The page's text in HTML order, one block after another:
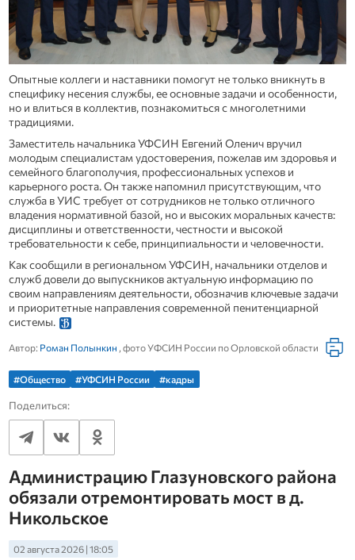
Опытные коллеги и наставники помогут не только вникнуть в
специфику несения службы, ее основные задачи и особенности,
но и влиться в коллектив, познакомиться с многолетними
традициями.
Заместитель начальника УФСИН Евгений Оленич вручил
молодым специалистам удостоверения, пожелав им здоровья и
семейного благополучия, профессиональных успехов и
карьерного роста. Он также напомнил присутствующим, что
служба в УИС требует от сотрудников не только отличного
владения нормативной базой, но и высоких моральных качеств:
дисциплины и ответственности, честности и высокой
требовательности к себе, принципиальности и человечности.
Как сообщили в региональном УФСИН, начальники отделов и
служб довели до выпускников актуальную информацию по
своим направлениям деятельности, обозначив ключевые задачи
и приоритетные направления современной пенитенциарной
системы.
Автор: Роман Полынкин , фото УФСИН России по Орловской области
#Общество #УФСИН России #кадры
Поделиться:
Администрацию Глазуновского района
обязали отремонтировать мост в д.
Никольское
02 августа 2026 | 18:05